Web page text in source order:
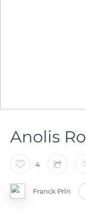
Anolis
4
Franck Prln